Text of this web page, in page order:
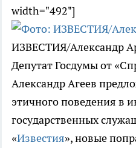
width="492"]
ИЗВЕСТИЯ/Александр
Депутат Госдумы от
Александр Агеев
этичного поведения в
государственных
«Известия», новые